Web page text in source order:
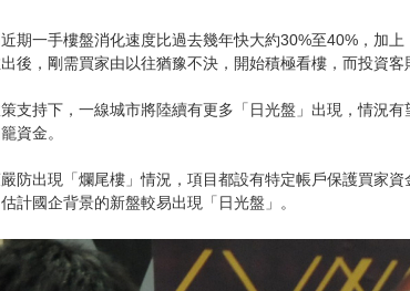
期一手樓盤消化速度比過去幾年快大約30%至40%，加
後，剛需買家由以往猶豫不決，開始積極看樓，而投資客
支持下，一線城市將陸續有更多「日光盤」出現，情況
資金。
防出現「爛尾樓」情況，項目都設有特定帳戶保護買家
計國企背景的新盤較易出現「日光盤」。